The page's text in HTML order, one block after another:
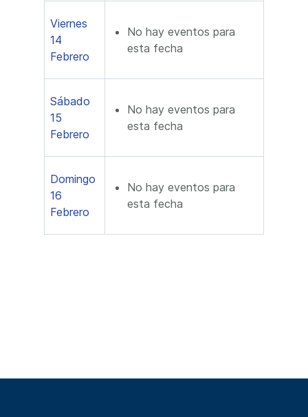
Viernes
14
Febrero
No hay eventos para
esta fecha
Sábado
15
Febrero
No hay eventos para
esta fecha
Domingo
16
Febrero
No hay eventos para
esta fecha